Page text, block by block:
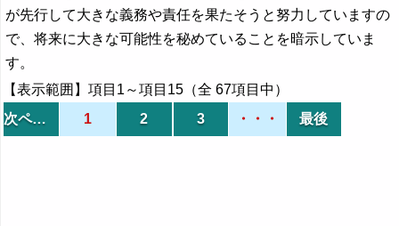
が先行して大きな義務や責任を果たそうと努力していますの
で、将来に大きな可能性を秘めていることを暗示していま
す。
【表示範囲】項目1～項目15（全 67項目中）
次ページ
1 2 3 ・・・ 最後